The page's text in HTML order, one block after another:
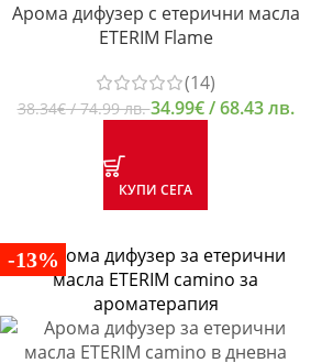
Арома дифузер с етерични масла
ETERIM Flame
(14)
38.34€/ 74.99 лв.34.99€/ 68.43 лв.
КУПИ СЕГА
-13%